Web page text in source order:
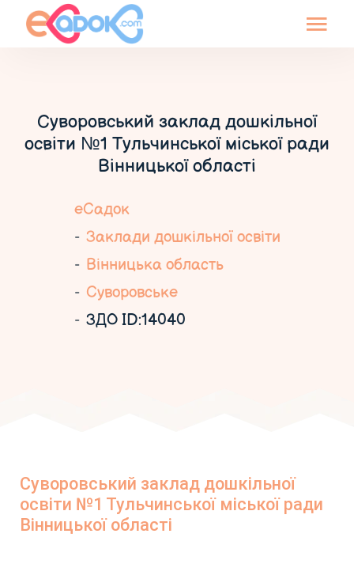
Суворовський заклад дошкільної
освіти №1 Тульчинської міської ради
Вінницької області
еСадок
Заклади дошкільної освіти
Вінницька область
Суворовське
ЗДО ID:14040
Суворовський заклад дошкільної
освіти №1 Тульчинської міської ради
Вінницької області